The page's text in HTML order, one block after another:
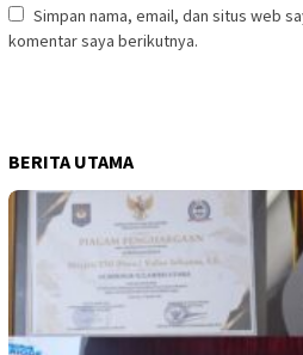
Simpan nama, email, dan situs web
komentar saya berikutnya.
BERITA UTAMA